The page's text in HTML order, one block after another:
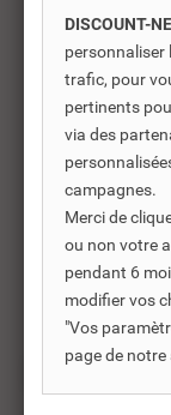
PIÈCES
DISCOUNT-
personnaliser
trafic, pour
pertinents
via des
campagnes.
Merci de
ou non votre
pendant 6
modifier vos
"Vos
page de notre